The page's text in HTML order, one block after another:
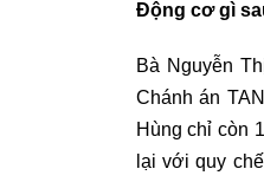
Động cơ gì
Bà Nguyễn
Chánh án
Hùng chỉ còn
lại với quy